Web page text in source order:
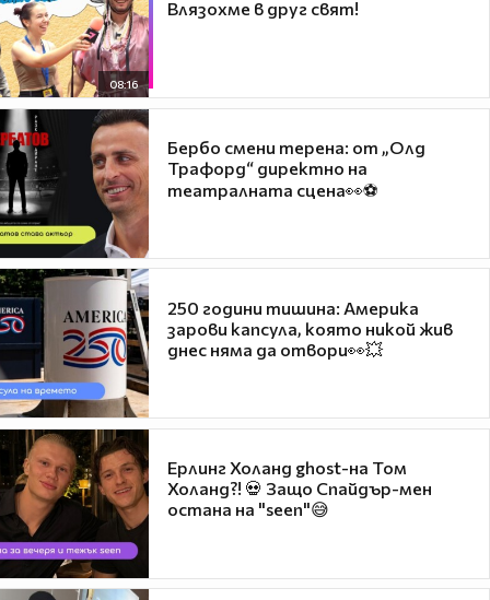
08:16
Влязохме в друг свят!
Бербо смени терена: от „Олд
Трафорд“ директно на
театралната сцена👀⚽
250 години тишина: Америка
зарови капсула, която никой жив
днес няма да отвори👀💥
Ерлинг Холанд ghost-на Том
Холанд?! 💀 Защо Спайдър-мен
остана на "seen"😅